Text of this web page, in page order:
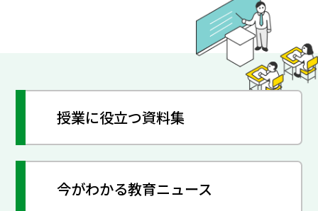
授業に役立つ資料集
今がわかる教育ニュース